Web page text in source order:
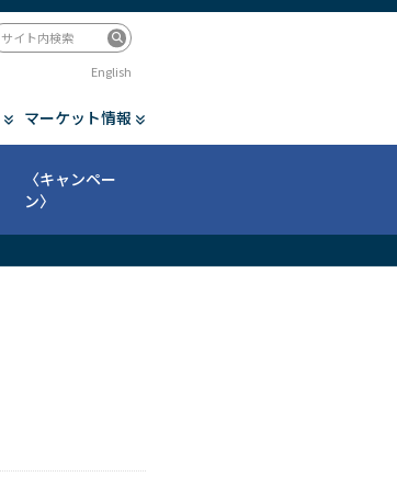
マーケット情報
English
〈キャンペー
ン〉